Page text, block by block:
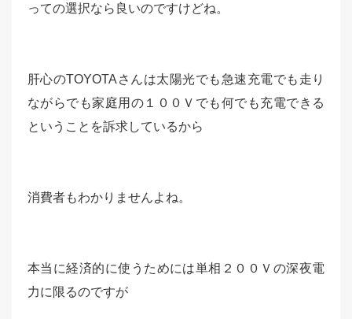
っての選択なら良いのですけどね。
肝心のTOYOTAさんは太陽光でも急速充電でも走り
ながらでも家庭用の１００Ｖでも何でも充電できる
ということを訴求しているから
消費者もわかりませんよね。
本当に経済的に使うためには単相２００Ｖの深夜電
力に限るのですが